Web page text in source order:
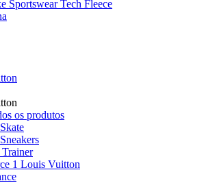
Sportswear Tech Fleece
os produtos
1 Louis Vuitton